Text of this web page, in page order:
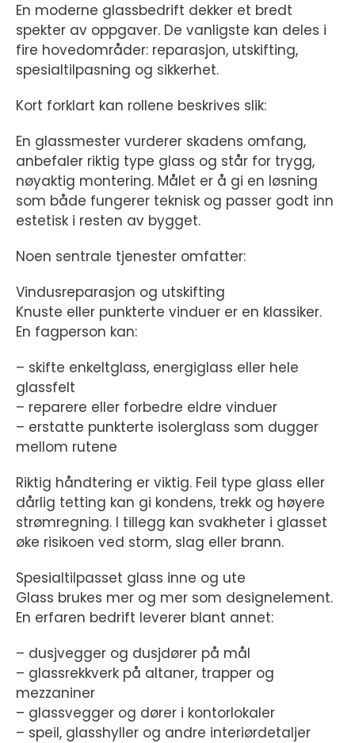
En moderne glassbedrift dekker et bredt
spekter av oppgaver. De vanligste kan deles i
fire hovedområder: reparasjon, utskifting,
spesialtilpasning og sikkerhet.
Kort forklart kan rollene beskrives slik:
En glassmester vurderer skadens omfang,
anbefaler riktig type glass og står for trygg,
nøyaktig montering. Målet er å gi en løsning
som både fungerer teknisk og passer godt inn
estetisk i resten av bygget.
Noen sentrale tjenester omfatter:
Vindusreparasjon og utskifting
Knuste eller punkterte vinduer er en klassiker.
En fagperson kan:
– skifte enkeltglass, energiglass eller hele
glassfelt
– reparere eller forbedre eldre vinduer
– erstatte punkterte isolerglass som dugger
mellom rutene
Riktig håndtering er viktig. Feil type glass eller
dårlig tetting kan gi kondens, trekk og høyere
strømregning. I tillegg kan svakheter i glasset
øke risikoen ved storm, slag eller brann.
Spesialtilpasset glass inne og ute
Glass brukes mer og mer som designelement.
En erfaren bedrift leverer blant annet:
– dusjvegger og dusjdører på mål
– glassrekkverk på altaner, trapper og
mezzaniner
– glassvegger og dører i kontorlokaler
– speil, glasshyller og andre interiørdetaljer